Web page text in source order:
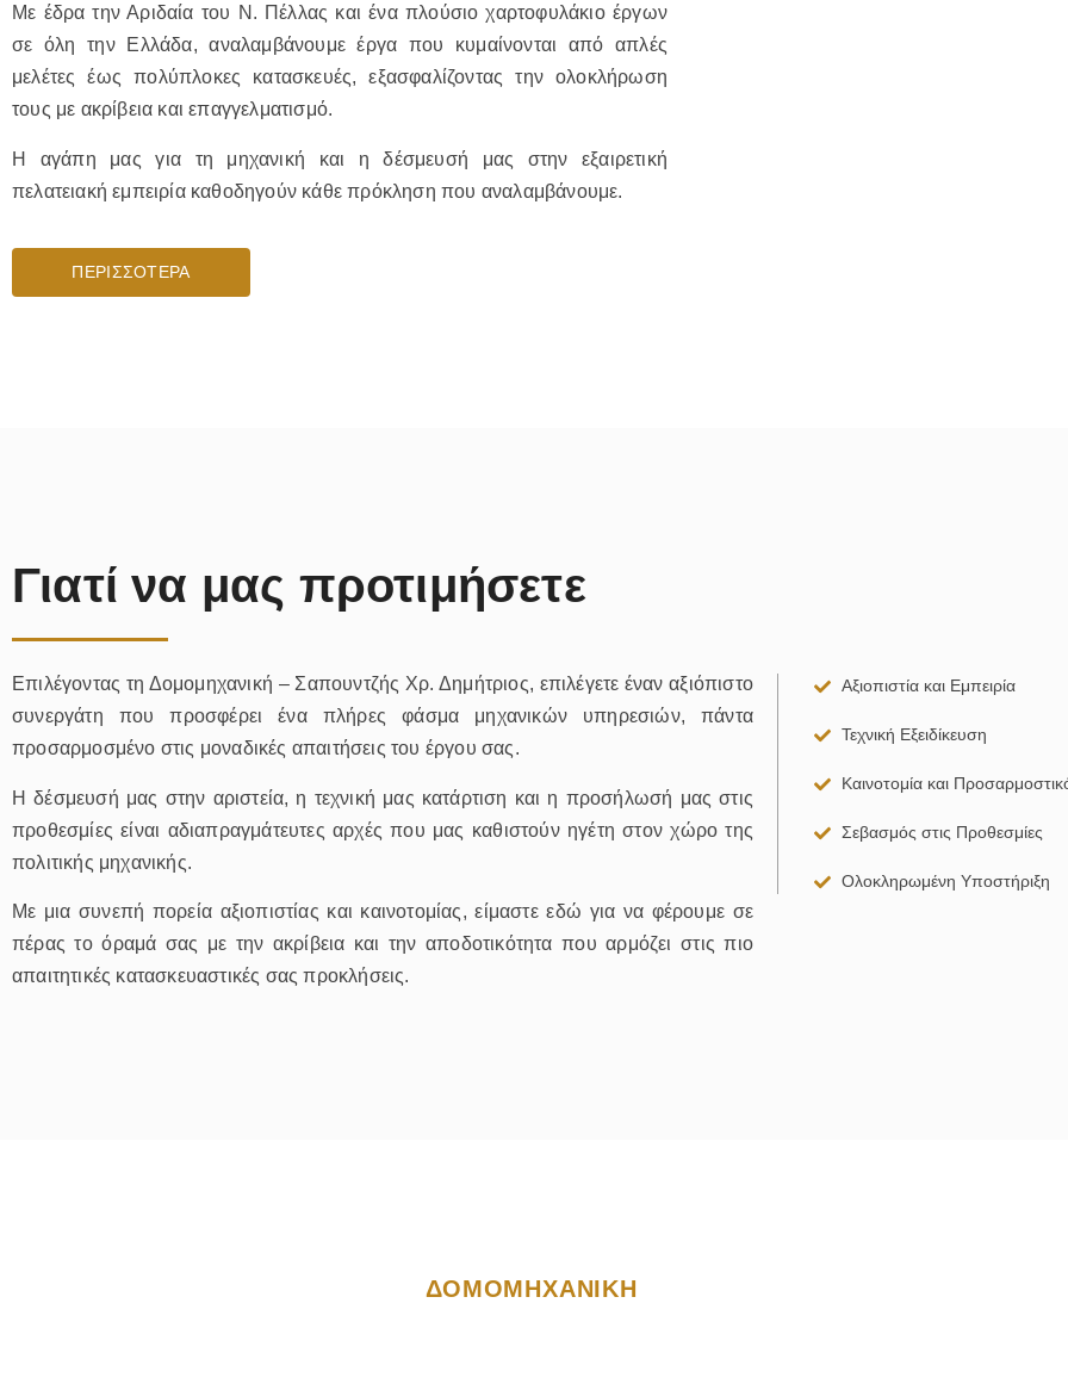
Με έδρα την Αριδαία του Ν. Πέλλας και ένα πλούσιο χαρτοφυλάκιο έργων
σε όλη την Ελλάδα, αναλαμβάνουμε έργα που κυμαίνονται από απλές
μελέτες έως πολύπλοκες κατασκευές, εξασφαλίζοντας την ολοκλήρωση
τους με ακρίβεια και επαγγελματισμό.
Η αγάπη μας για τη μηχανική και η δέσμευσή μας στην εξαιρετική
πελατειακή εμπειρία καθοδηγούν κάθε πρόκληση που αναλαμβάνουμε.
ΠΕΡΙΣΣΟΤΕΡΑ
Γιατί να μας προτιμήσετε
Επιλέγοντας τη Δομομηχανική – Σαπουντζής Χρ. Δημήτριος, επιλέγετε έναν αξιόπιστο
συνεργάτη που προσφέρει ένα πλήρες φάσμα μηχανικών υπηρεσιών, πάντα
προσαρμοσμένο στις μοναδικές απαιτήσεις του έργου σας.
Η δέσμευσή μας στην αριστεία, η τεχνική μας κατάρτιση και η προσήλωσή μας στις
προθεσμίες είναι αδιαπραγμάτευτες αρχές που μας καθιστούν ηγέτη στον χώρο της
πολιτικής μηχανικής.
Με μια συνεπή πορεία αξιοπιστίας και καινοτομίας, είμαστε εδώ για να φέρουμε σε
πέρας το όραμά σας με την ακρίβεια και την αποδοτικότητα που αρμόζει στις πιο
απαιτητικές κατασκευαστικές σας προκλήσεις.
Αξιοπιστία και Εμπειρία
Τεχνική Εξειδίκευση
Καινοτομία και
Σεβασμός στις Προθεσμίες
Ολοκληρωμένη Υποστήριξη
ΔΟΜΟΜΗΧΑΝΙΚΗ